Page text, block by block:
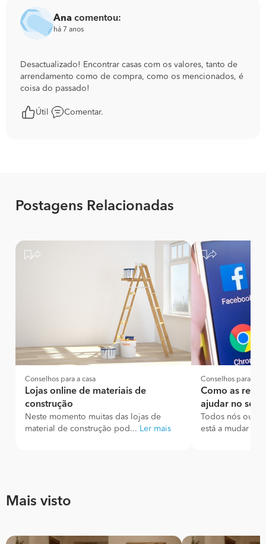
Ana comentou:
há 7 anos
Desactualizado! Encontrar casas com os valores, tanto de
arrendamento como de compra, como os mencionados, é
coisa do passado!
Útil Comentar.
Postagens Relacionadas
Conselhos para a casa
Lojas online de materiais de
construção
Neste momento muitas das lojas de
material de construção pod... Ler mais
Conselhos para a
Como as
ajudar no seu
Todos nós
está a mudar e
Mais visto